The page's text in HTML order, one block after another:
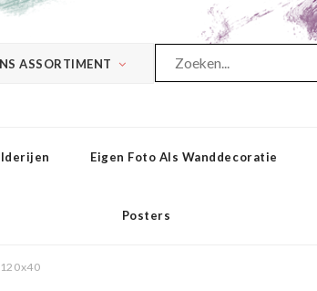
ASSORTIMENT
Eigen Foto Als Wanddecoratie
Posters